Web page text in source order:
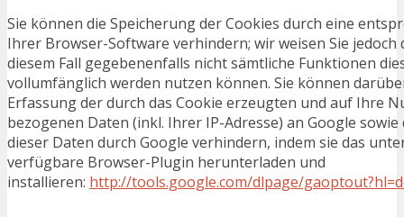
Sie können die Speicherung der Cookies durch eine
Ihrer Browser-Software verhindern; wir weisen Sie jedoch
diesem Fall gegebenenfalls nicht sämtliche Funktionen
vollumfänglich werden nutzen können. Sie können
Erfassung der durch das Cookie erzeugten und auf Ihre
bezogenen Daten (inkl. Ihrer IP-Adresse) an Google
dieser Daten durch Google verhindern, indem sie das
verfügbare Browser-Plugin herunterladen und
installieren: http://tools.google.com/dlpage/